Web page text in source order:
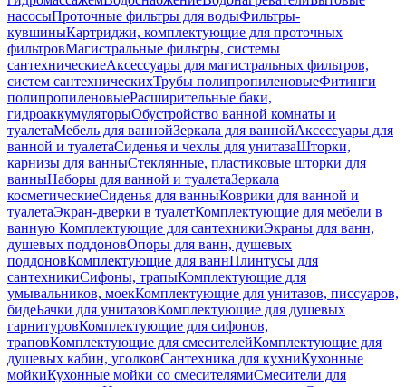
насосыПроточные фильтры для водыФильтры-
кувшиныКартриджи, комплектующие для проточных
фильтровМагистральные фильтры, системы
сантехническиеАксессуары для магистральных фильтров,
систем сантехническихТрубы полипропиленовыеФитинги
полипропиленовыеРасширительные баки,
гидроаккумуляторыОбустройство ванной комнаты и
туалетаМебель для ваннойЗеркала для ваннойАксессуары для
ванной и туалетаСиденья и чехлы для унитазаШторки,
карнизы для ванныСтеклянные, пластиковые шторки для
ванныНаборы для ванной и туалетаЗеркала
косметическиеСиденья для ванныКоврики для ванной и
туалетаЭкран-дверки в туалетКомплектующие для мебели в
ванную Комплектующие для сантехникиЭкраны для ванн,
душевых поддоновОпоры для ванн, душевых
поддоновКомплектующие для ваннПлинтусы для
сантехникиСифоны, трапыКомплектующие для
умывальников, моекКомплектующие для унитазов, писсуаров,
бидеБачки для унитазовКомплектующие для душевых
гарнитуровКомплектующие для сифонов,
траповКомплектующие для смесителейКомплектующие для
душевых кабин, уголковСантехника для кухниКухонные
мойкиКухонные мойки со смесителямиСмесители для